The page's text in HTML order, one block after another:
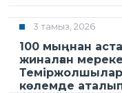
3 тамыз, 2026
100 мыңнан
жиналған
Теміржолшылар
көлемде аталып